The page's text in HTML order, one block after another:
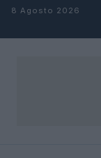
Salta al contenuto
8 Agosto 2026